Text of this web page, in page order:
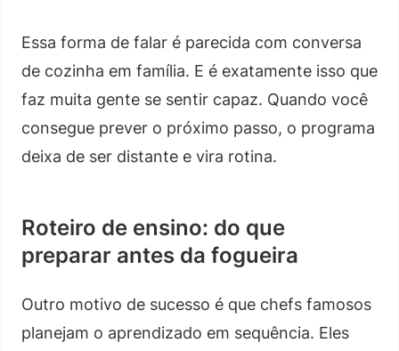
Essa forma de falar é parecida com conversa
de cozinha em família. E é exatamente isso que
faz muita gente se sentir capaz. Quando você
consegue prever o próximo passo, o programa
deixa de ser distante e vira rotina.
Roteiro de ensino: do que
preparar antes da fogueira
Outro motivo de sucesso é que chefs famosos
planejam o aprendizado em sequência. Eles